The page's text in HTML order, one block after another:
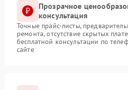
Прозрачное
консультация
Точные прайс-листы,
ремонта, отсутствие скрытых
бесплатной консультации по
сайте